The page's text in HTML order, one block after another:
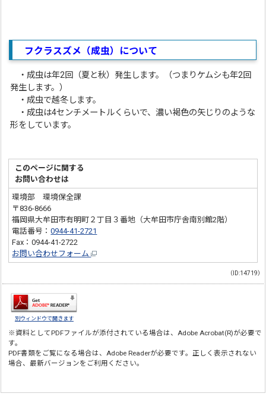
フクラスズメ（成虫）について
・成虫は年2回（夏と秋）発生します。（つまりケムシも年2回
発生します。）
・成虫で越冬します。
・成虫は4センチメートルくらいで、濃い褐色の矢じりのような
形をしています。
このページに関する
お問い合わせは
環境部 環境保全課
〒836-8666
福岡県大牟田市有明町２丁目３番地（大牟田市庁舎南別館2階）
電話番号：0944-41-2721
Fax：0944-41-2722
お問い合わせフォーム
（ID:14719）
別ウィンドウで開きます
※資料としてPDFファイルが添付されている場合は、Adobe Acrobat(R)が必要で
す。
PDF書類をご覧になる場合は、Adobe Readerが必要です。正しく表示されない
場合、最新バージョンをご利用ください。